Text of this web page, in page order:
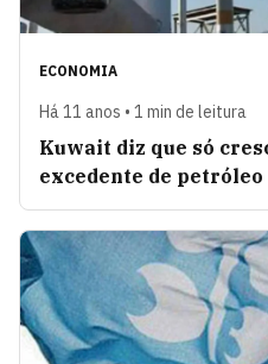
ECONOMIA
Há 11 anos • 1 min de leitura
Kuwait diz que só
excedente de petróleo